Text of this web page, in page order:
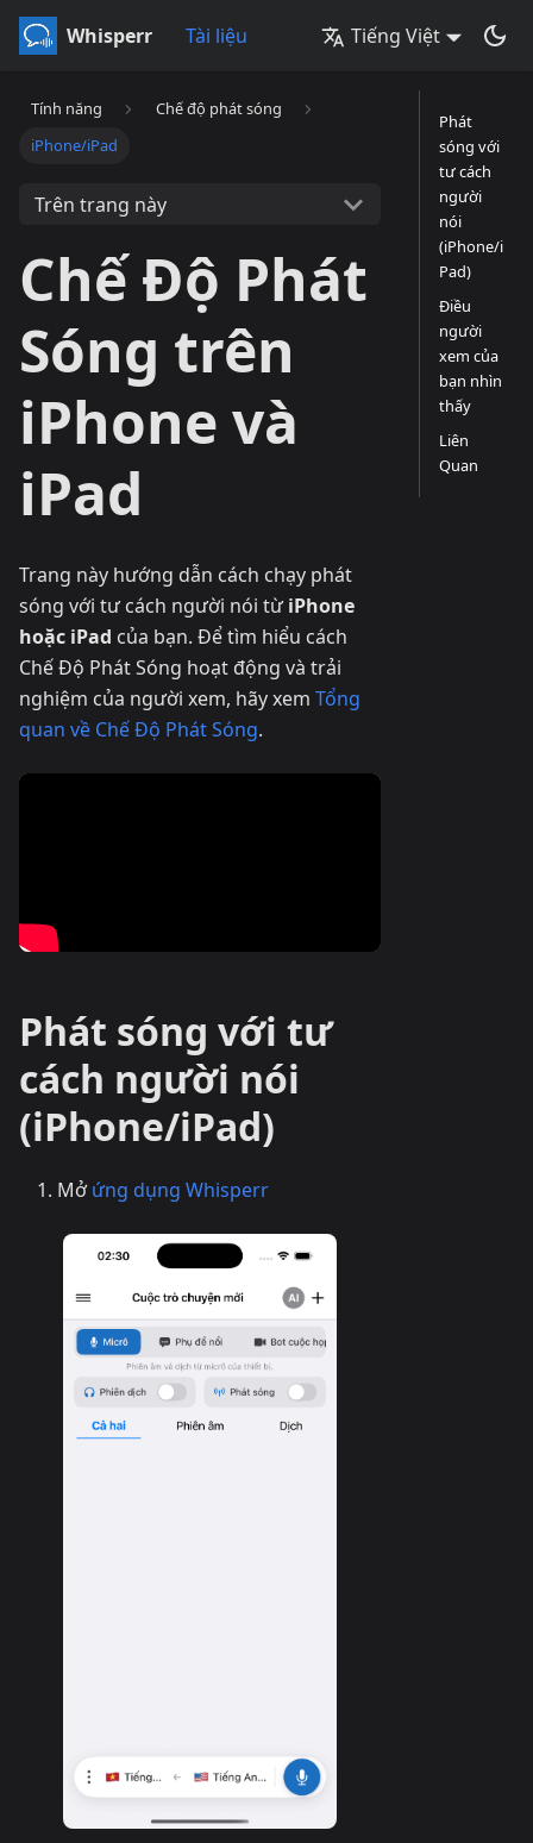
Whisperr Tài liệu Tiếng Việt
Tính năng
Chế độ phát sóng
iPhone/iPad
Trên trang này
Chế Độ Phát
Sóng trên
iPhone và
iPad
Trang này hướng dẫn cách chạy phát
sóng với tư cách người nói từiPhone
hoặc iPad của bạn. Để tìm hiểu cách
Chế Độ Phát Sóng hoạt động và trải
nghiệm của người xem, hãy xem Tổng
quan về Chế Độ Phát Sóng.
Phát sóng với tư
cách người nói
(iPhone/iPad)
Mởứng dụng Whisperr
Phát
sóng với
tư cách
người
nói
(iPhone/i
Pad)
Điều
người
xem của
bạn nhìn
thấy
Liên
Quan